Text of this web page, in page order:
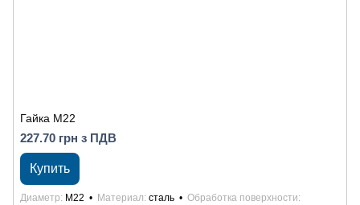
Гайка М22
227.70 грн з ПДВ
Купить
Диаметр М22 Материал сталь
Обработка поверхности